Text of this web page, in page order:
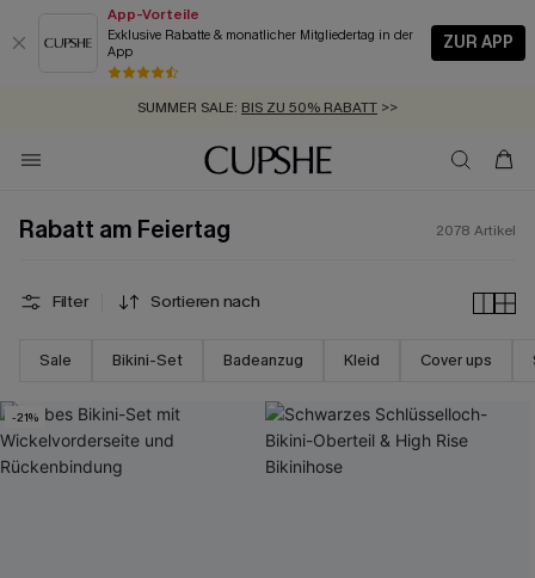
App-Vorteile
Exklusive Rabatte & monatlicher Mitgliedertag in der
App
ZUR APP
GRATIS MASSBAND MIT JEDEM SCHNELLVERSAND-ARTIKEL >>
SUMMER SALE:
ZUM NEWSLETTER:BIS ZU -20% EXTRA ERHALTEN
KOSTENLOSER VERSAND AB 89 €
Rabatt am Feiertag 2078 Artikel
Filter Sortieren nach
Sale Bikini-Set Badeanzug Kleid Cover ups
-21%